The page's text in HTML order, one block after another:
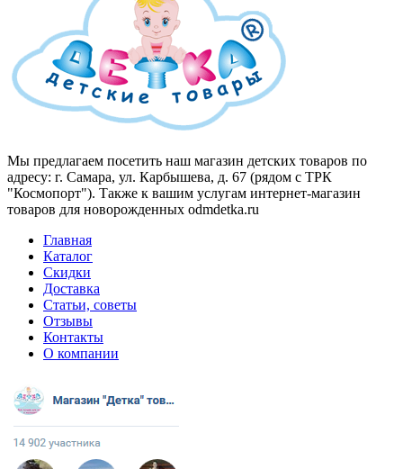
Мы предлагаем посетить наш магазин детских товаров по
адресу: г. Самара, ул. Карбышева, д. 67 (рядом с ТРК
"Космопорт"). Также к вашим услугам интернет-магазин
товаров для новорожденных odmdetka.ru
Главная
Каталог
Скидки
Доставка
Статьи, советы
Отзывы
Контакты
О компании